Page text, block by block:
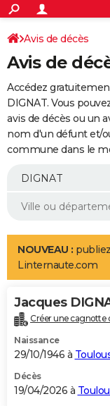
ACTUALITÉS
Politique
Société
Faits Divers
Education
Monde
Villes
+
SPORT
Coupe du monde 2026
Football
Tennis
Cyclisme
Rugby
Forum
Programme TV
TNT
Streaming
Cinéma
Sorties cinéma
Musique
+
FINANCE
Retraite
Epargne
Immobilier
Risques naturels par
Banque
Assurance
AUTO
Essais
Réserver un essai
Citadines
Berlines
SUV
Forum auto
+
Mobiles
Meilleur smartphone
Internet
Ordinateurs
Jeux vidéo
Guide high-tech
Aménagement intérieur
LIFESTYLE
Art de vivre
Bien-être
Loisirs
Mode
Modes de vie
Alimentation
Guide de la santé
Maladies
Médicaments
Sommeil
VOYAGE
Destinations
City break
Voyage nature
Voyage de noces
Forum
Climat
+PHOTO
GUIDES D'ACHAT
BONS PLANS
Avis de décès
Avis de
Accédez
DIGNAT. Vous
avis de décès ou un
nom d'un défunt et/
commune dans le
NOUVEAU :
Linternaute.com
Jacques
Créer une cagnotte
Naissance
29/10/1946 à
Décès
19/04/2026 à